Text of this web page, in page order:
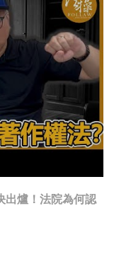
出爐！法院為何認